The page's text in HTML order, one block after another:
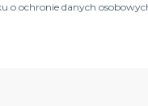
ochronie danych